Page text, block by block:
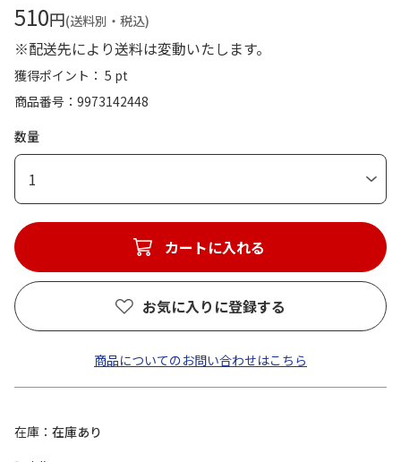
510円(送料別・税込)
※配送先により送料は変動いたします。
獲得ポイント： 5 pt
商品番号
9973142448
数量
1
カートに入れる
お気に入りに登録する
商品についてのお問い合わせはこちら
在庫
在庫あり